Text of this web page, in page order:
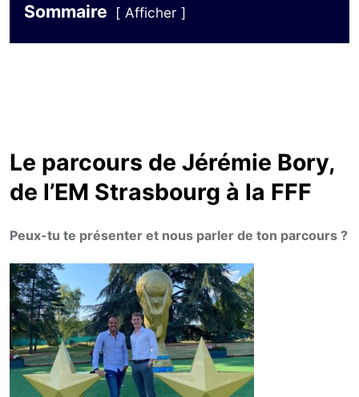
Sommaire Afficher
Le parcours de Jérémie Bory,
de l’EM Strasbourg à la FFF
Peux-tu te présenter et nous parler de ton parcours ?